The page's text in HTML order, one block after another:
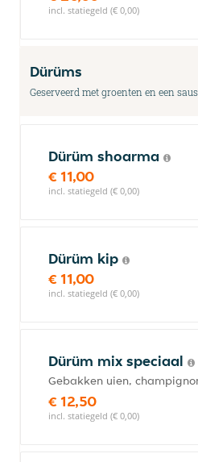
incl. statiegeld (€ 0,00)
Dürüms
Geserveerd met groenten en een
Dürüm shoarma
€ 11,00
incl. statiegeld (€ 0,00)
Dürüm kip
€ 11,00
incl. statiegeld (€ 0,00)
Dürüm mix speciaal
Gebakken uien,
€ 12,50
incl. statiegeld (€ 0,00)